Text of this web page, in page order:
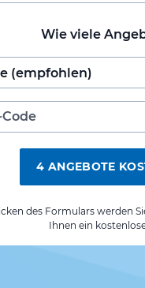
Wie viele
4 ANGEBOTE
des Formulars werden
Ihnen ein